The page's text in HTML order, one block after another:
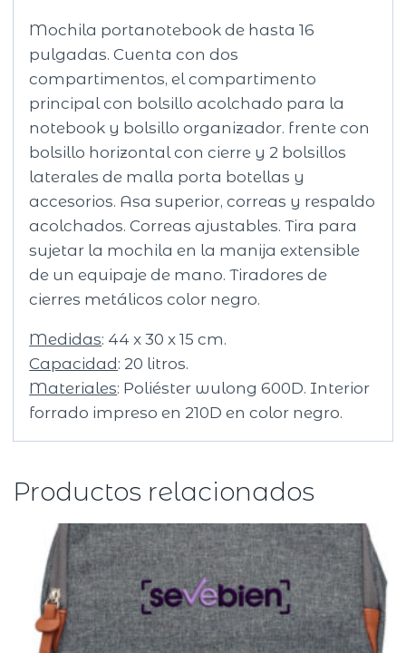
Mochila portanotebook de hasta 16
pulgadas. Cuenta con dos
compartimentos, el compartimento
principal con bolsillo acolchado para la
notebook y bolsillo organizador. frente con
bolsillo horizontal con cierre y 2 bolsillos
laterales de malla porta botellas y
accesorios. Asa superior, correas y respaldo
acolchados. Correas ajustables. Tira para
sujetar la mochila en la manija extensible
de un equipaje de mano. Tiradores de
cierres metálicos color negro.
Medidas: 44 x 30 x 15 cm.
Capacidad: 20 litros.
Materiales: Poliéster wulong 600D. Interior
forrado impreso en 210D en color negro.
Productos relacionados